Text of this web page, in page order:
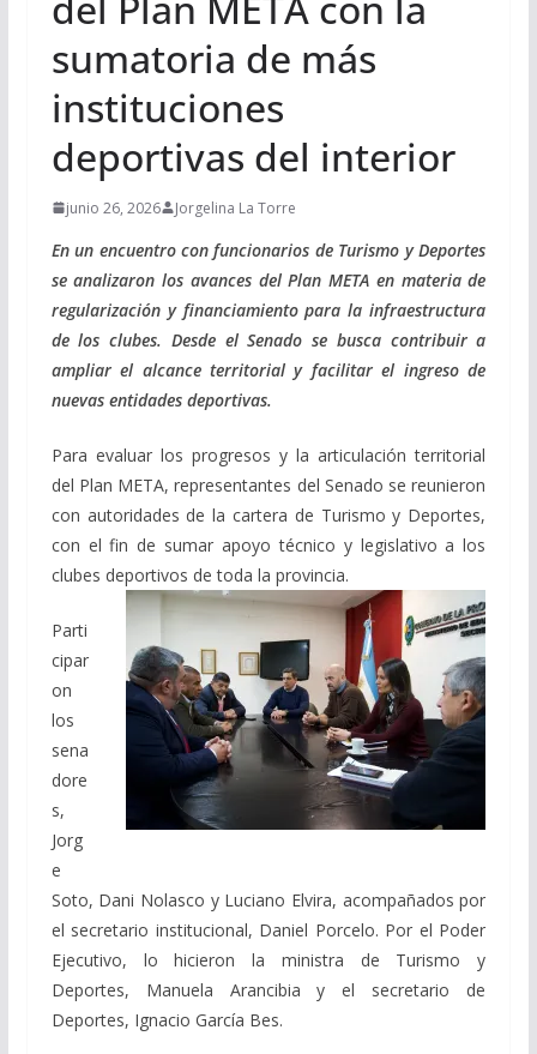
sumatoria de más
instituciones
deportivas del interior
junio 26, 2026 Jorgelina La Torre
En un encuentro con funcionarios de Turismo y Deportes
se analizaron los avances del Plan META en materia de
regularización y financiamiento para la infraestructura
de los clubes. Desde el Senado se busca contribuir a
ampliar el alcance territorial y facilitar el ingreso de
nuevas entidades deportivas.
Para evaluar los progresos y la articulación territorial
del Plan META, representantes del Senado se reunieron
con autoridades de la cartera de Turismo y Deportes,
con el fin de sumar apoyo técnico y legislativo a los
clubes deportivos de toda la provincia.
Parti
cipar
on
los
sena
dore
s,
Jorg
e
Soto, Dani Nolasco y Luciano Elvira, acompañados por
el secretario institucional, Daniel Porcelo. Por el Poder
Ejecutivo, lo hicieron la ministra de Turismo y
Deportes, Manuela Arancibia y el secretario de
Deportes, Ignacio García Bes.